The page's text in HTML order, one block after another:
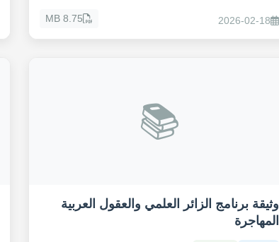
2026-02-18
8.75 MB
📚
وثيقة برنامج الزائر العلمي والعقول العربية
المهاجرة